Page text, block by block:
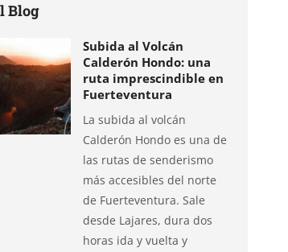
Blog
Subida al Volcán
Calderón Hondo: una
ruta imprescindible en
Fuerteventura
La subida al volcán
Calderón Hondo es una de
las rutas de senderismo
más accesibles del norte
de Fuerteventura. Sale
desde Lajares, dura dos
horas ida y vuelta y